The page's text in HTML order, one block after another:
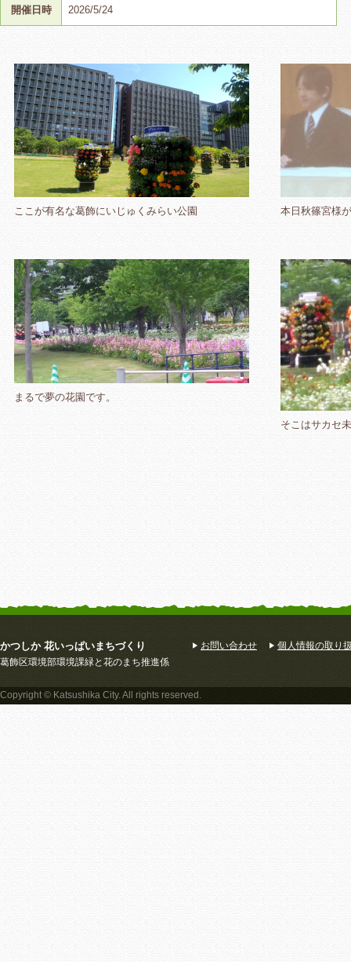
開催日時 2026/5/24
ここが有名な葛飾にいじゅくみらい公園 本日秋篠宮様
まるで夢の花園です。
そこはサカセ
かつしか 花いっぱいまちづくり
葛飾区環境部環境課緑と花のまち推進係
お問い合わせ 個人情報の取り
Copyright © Katsushika City. All rights reserved.